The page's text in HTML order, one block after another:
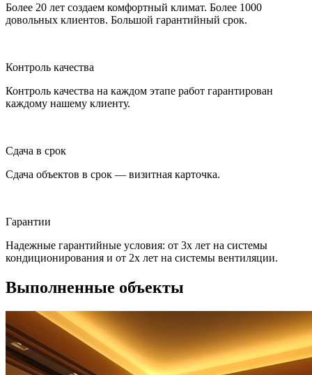
Более 20 лет создаем комфортный климат. Более 1000
довольных клиентов. Большой гарантийный срок.
Контроль качества
Контроль качества на каждом этапе работ гарантирован
каждому нашему клиенту.
Сдача в срок
Сдача объектов в срок — визитная карточка.
Гарантии
Надежные гарантийные условия: от 3х лет на системы
кондиционирования и от 2х лет на системы вентиляции.
Выполненные объекты